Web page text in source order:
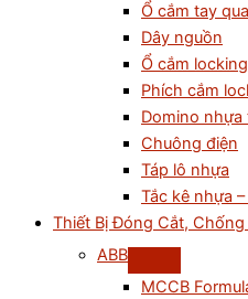
Ổ cắm tay
Dây nguồn
Ổ cắm
Phích cắm
Domino nhựa
Chuông điện
Táp lô nhựa
Tắc kê nhựa
Thiết Bị Đóng Cắt, Chống
ABB
MCCB